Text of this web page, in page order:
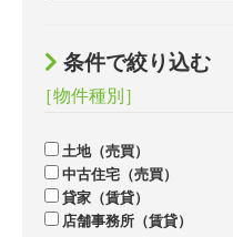
条件で絞り込む
［物件種別］
土地（売買）
中古住宅（売買）
貸家（賃貸）
店舗事務所（賃貸）